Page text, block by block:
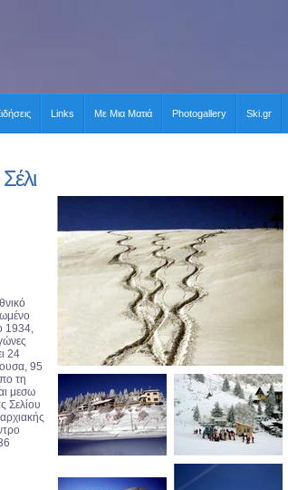
Links Με Μια Ματιά Photogallery Ski.gr
Σέλι
1934,
24
95
τη
μεσω
Σελίου